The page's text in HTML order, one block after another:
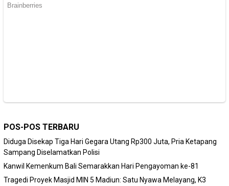
POS-POS TERBARU
Diduga Disekap Tiga Hari Gegara Utang Rp300 Juta, Pria Ketapang
Sampang Diselamatkan Polisi
Kanwil Kemenkum Bali Semarakkan Hari Pengayoman ke-81
Tragedi Proyek Masjid MIN 5 Madiun: Satu Nyawa Melayang, K3